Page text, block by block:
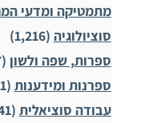
מתמטיקה ומדעי
סוציולוגיה (1,216)
ספרות, שפה ולשון (577)
ספרנות ומידענות (41)
עבודה סוציאלית (341)